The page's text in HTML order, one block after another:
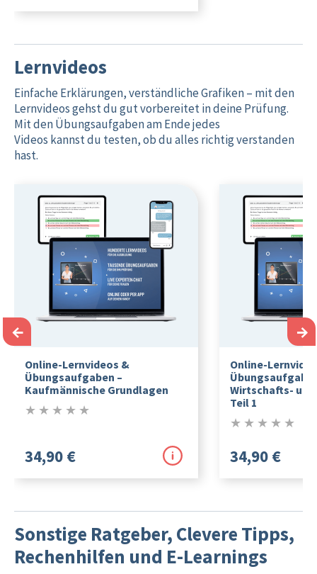
Lernvideos
Einfache Erklärungen, verständliche Grafiken – mit den
Lernvideos gehst du gut vorbereitet in deine Prüfung.
Mit den Übungsaufgaben am Ende jedes
Videos kannst du testen, ob du alles richtig verstanden
hast.
Online-Lernvideos &
Übungsaufgaben –
Kaufmännische Grundlagen
★ ★ ★ ★ ★
34,90 €
Online-
Wirtschafts-
Teil 1
★ ★ ★ ★ ★
34,90 €
← →
Sonstige Ratgeber, Clevere Tipps,
Rechenhilfen und E-Learnings